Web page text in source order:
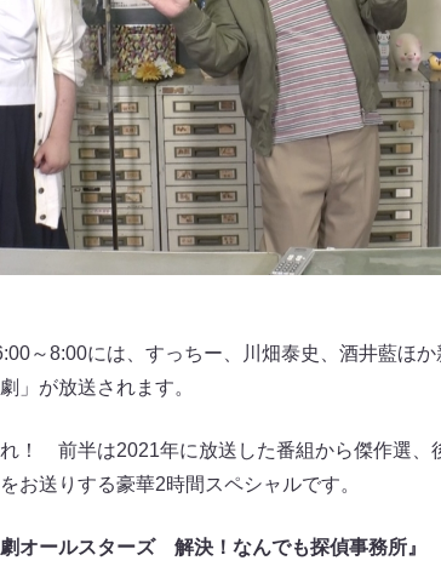
～8:00には、すっちー、川畑泰史、酒井藍ほ
」が放送されます。
！ 前半は2021年に放送した番組から傑作選、
お送りする豪華2時間スペシャルです。
オールスターズ 解決！なんでも探偵事務所』